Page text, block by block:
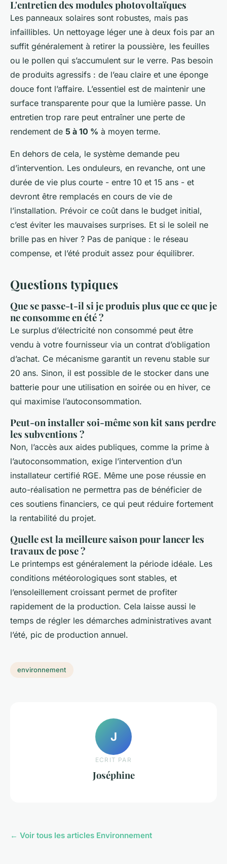
L'entretien des modules photovoltaïques
Les panneaux solaires sont robustes, mais pas
infaillibles. Un nettoyage léger une à deux fois par an
suffit généralement à retirer la poussière, les feuilles
ou le pollen qui s’accumulent sur le verre. Pas besoin
de produits agressifs : de l’eau claire et une éponge
douce font l’affaire. L’essentiel est de maintenir une
surface transparente pour que la lumière passe. Un
entretien trop rare peut entraîner une perte de
rendement de 5 à 10 % à moyen terme.
En dehors de cela, le système demande peu
d’intervention. Les onduleurs, en revanche, ont une
durée de vie plus courte - entre 10 et 15 ans - et
devront être remplacés en cours de vie de
l’installation. Prévoir ce coût dans le budget initial,
c’est éviter les mauvaises surprises. Et si le soleil ne
brille pas en hiver ? Pas de panique : le réseau
compense, et l’été produit assez pour équilibrer.
Questions typiques
Que se passe-t-il si je produis plus que ce que je
ne consomme en été ?
Le surplus d’électricité non consommé peut être
vendu à votre fournisseur via un contrat d’obligation
d’achat. Ce mécanisme garantit un revenu stable sur
20 ans. Sinon, il est possible de le stocker dans une
batterie pour une utilisation en soirée ou en hiver, ce
qui maximise l’autoconsommation.
Peut-on installer soi-même son kit sans perdre
les subventions ?
Non, l’accès aux aides publiques, comme la prime à
l’autoconsommation, exige l’intervention d’un
installateur certifié RGE. Même une pose réussie en
auto-réalisation ne permettra pas de bénéficier de
ces soutiens financiers, ce qui peut réduire fortement
la rentabilité du projet.
Quelle est la meilleure saison pour lancer les
travaux de pose ?
Le printemps est généralement la période idéale. Les
conditions météorologiques sont stables, et
l’ensoleillement croissant permet de profiter
rapidement de la production. Cela laisse aussi le
temps de régler les démarches administratives avant
l’été, pic de production annuel.
environnement
J
ECRIT PAR
Joséphine
← Voir tous les articles Environnement